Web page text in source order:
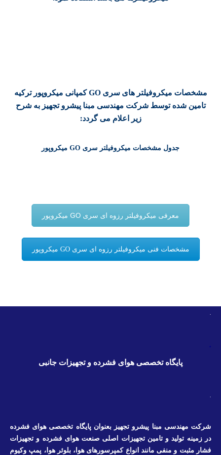
مشخصات میکروفیلتر های سری GO کمپانی میکروپور ترکیه
تامین شده توسط شرکت مهندسی مبنا پیشرو تجهیز به شرح
زیر اعلام می گردد:
جدول مشخصات میکروفیلتر سری GO میکروپور
معرفی میکروفیلتر رزوه ای سری GO میکروپور
مشخصات فنی میکروفیلتر رزوه ای سری GO میکروپور
.
.
پایگاه تخصصی هوای فشرده و تجهیزات جانبی
.
شرکت مهندسی مبنا پیشرو تجهیز بعنوان پایگاه تخصصی هوای فشرده
در زمینه تولید و تامین تجهیزات اصلی صنعت هوای فشرده و تجهیزات
فشار مثبت و منفی مانند انواع کمپرسورهای هوا، بلوئر هوا، پمپ وکیوم